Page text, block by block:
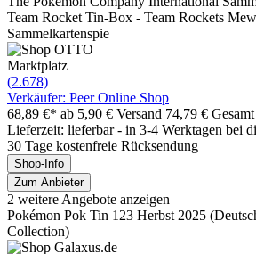
Team Rocket Tin-Box - Team Rockets
Sammelkartenspie
Marktplatz
(2.678)
Verkäufer: Peer Online Shop
68,89 €* ab 5,90 € Versand 74,79 € Gesamt
Lieferzeit: lieferbar - in 3-4 Werktagen bei
30 Tage kostenfreie Rücksendung
Shop-Info
Zum Anbieter
2 weitere Angebote anzeigen
Pokémon Pok Tin 123 Herbst 2025
Collection)